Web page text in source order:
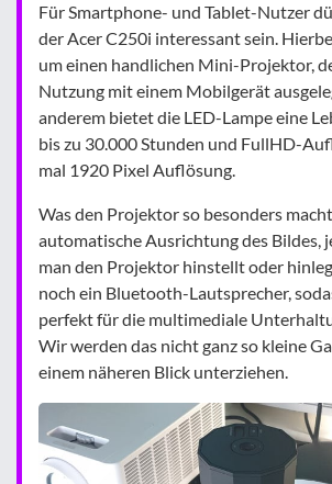
Für Smartphone- und Tablet-Nutzer
der Acer C250i interessant sein.
um einen handlichen Mini-Projektor,
Nutzung mit einem Mobilgerät
anderem bietet die LED-Lampe eine
bis zu 30.000 Stunden und FullHD-
mal 1920 Pixel Auflösung.
Was den Projektor so besonders
automatische Ausrichtung des Bildes,
man den Projektor hinstellt oder
noch ein Bluetooth-Lautsprecher,
perfekt für die multimediale
Wir werden das nicht ganz so kleine
einem näheren Blick unterziehen.